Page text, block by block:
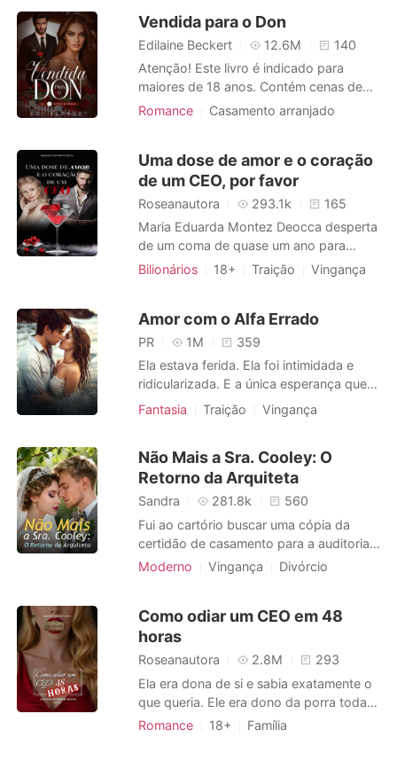
Vendida para o Don
Edilaine Beckert 12.6M
140
Atenção! Este livro é indicado para
maiores de 18 anos. Contém cenas de
sexo explícito e cenas fortes que podem
de se negar ao casamento. Porém, já
assumiu o lugar de Don Pablo, o seu pai,
e precisa escolher uma virg
Romance
Casamento arranjado
Paixão / Erótica
Arrogante / Dominante
Uma dose de amor e o coração
de um CEO, por favor
Roseanautora 293.1k
165
Maria Eduarda Montez Deocca desperta
de um coma de quase um ano para
descobrir que foi abandonada por todos
sua vida, se depara com uma chocante
revelação: talvez por anos tenha sido
enganada por ele e sua melhor amiga,
uma das p
Bilionários 18+ Traição
Vingança
Paixão / Erótica
Arrogante / Dominante
Heroína incrível
Local de trabalho
Amor com o Alfa Errado
PR 1M
359
Ela estava ferida. Ela foi intimidada e
ridicularizada. E a única esperança que a
mantinha era encontrar seu
companheiro. Ela sempre foi fraca. Fraco
uma lanterna. Ela não tinha um lobo. Isso
é o que todos pensavam sobre ela.
Quando ela encontrou seu companheiro
Fantasia Traição Vingança
Não Mais a Sra. Cooley: O
Retorno da Arquiteta
Sandra 281.8k
560
Fui ao cartório buscar uma cópia da
certidão de casamento para a auditoria
do fundo fiduciário do meu marido,
pena e soltou a bomba: "Não há
registro. O documento nunca foi
devolvido. Legalmente, a senhora é
Moderno Vingança
Divórcio
Como odiar um CEO em 48
horas
Roseanautora 2.8M
293
Ela era dona de si e sabia exatamente o
que queria. Ele era dono da porra toda e
achava que podia qualquer coisa. Ela
Romance 18+
Família